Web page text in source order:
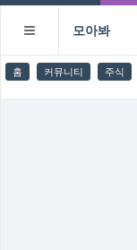
모아봐
홈 커뮤니티 주식